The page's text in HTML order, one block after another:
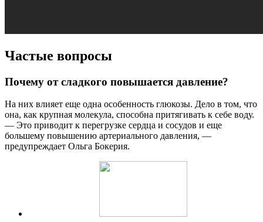
Частые вопросы
Почему от сладкого повышается давление?
На них влияет еще одна особенность глюкозы. Дело в том, что
она, как крупная молекула, способна притягивать к себе воду.
— Это приводит к перегрузке сердца и сосудов и еще
большему повышению артериального давления, —
предупреждает Ольга Бокерия.